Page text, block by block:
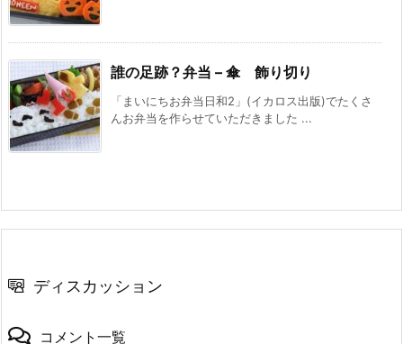
誰の足跡？弁当 – 傘 飾り切り
「まいにちお弁当日和2」(イカロス出版)でたくさ
んお弁当を作らせていただきました ...
ディスカッション
コメント一覧